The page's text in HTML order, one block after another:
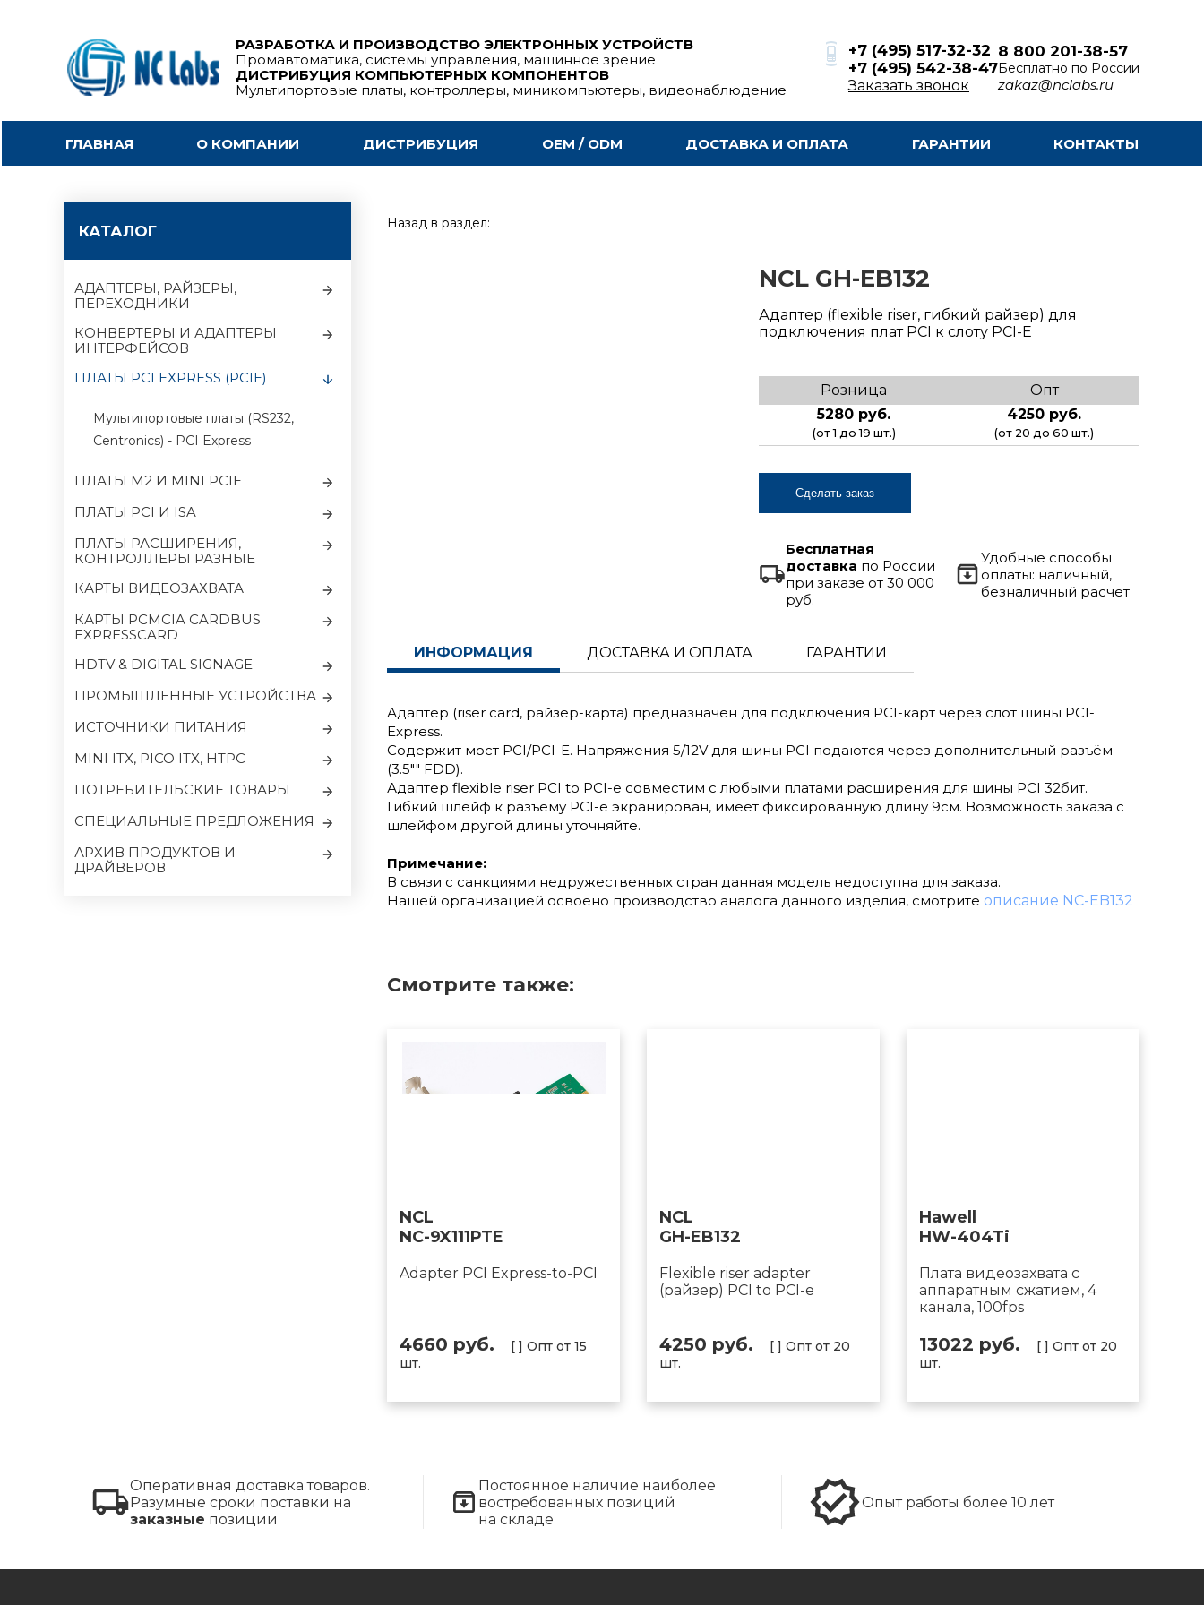
РАЗРАБОТКА И ПРОИЗВОДСТВО ЭЛЕКТРОННЫХ УСТРОЙСТВ
Промавтоматика, системы управления, машинное зрение
ДИСТРИБУЦИЯ КОМПЬЮТЕРНЫХ КОМПОНЕНТОВ
Мультипортовые платы, контроллеры, миникомпьютеры, видеонаблюдение
+7 (495) 517-32-32
+7 (495) 542-38-47
Заказать звонок
8 800 201-38-57
Бесплатно по России
zakaz@nclabs.ru
ГЛАВНАЯ О КОМПАНИИ ДИСТРИБУЦИЯ OEM / ODM ДОСТАВКА И ОПЛАТА ГАРАНТИИ КОНТАКТЫ
КАТАЛОГ
АДАПТЕРЫ, РАЙЗЕРЫ,
ПЕРЕХОДНИКИ
КОНВЕРТЕРЫ И АДАПТЕРЫ
ИНТЕРФЕЙСОВ
ПЛАТЫ PCI EXPRESS (PCIE)
Мультипортовые платы (RS232,
Centronics) - PCI Express
ПЛАТЫ M2 И MINI PCIE
ПЛАТЫ PCI И ISA
ПЛАТЫ РАСШИРЕНИЯ,
КОНТРОЛЛЕРЫ РАЗНЫЕ
КАРТЫ ВИДЕОЗАХВАТА
КАРТЫ PCMCIA CARDBUS
EXPRESSCARD
HDTV & DIGITAL SIGNAGE
ПРОМЫШЛЕННЫЕ УСТРОЙСТВА
ИСТОЧНИКИ ПИТАНИЯ
MINI ITX, PICO ITX, HTPC
ПОТРЕБИТЕЛЬСКИЕ ТОВАРЫ
CПЕЦИАЛЬНЫЕ ПРЕДЛОЖЕНИЯ
АРХИВ ПРОДУКТОВ И
ДРАЙВЕРОВ
Назад в раздел:
NCL GH-EB132
Адаптер (flexible riser, гибкий райзер) для
подключения плат PCI к слоту PCI-E
Розница
Опт
5280 руб.
(от 1 до 19 шт.)
4250 руб.
(от 20 до 60 шт.)
Сделать заказ
Бесплатная
доставка по России
при заказе от 30 000
руб.
Удобные способы
оплаты: наличный,
безналичный расчет
ИНФОРМАЦИЯ ДОСТАВКА И ОПЛАТА ГАРАНТИИ
Адаптер (riser card, райзер-карта) предназначен для подключения PCI-карт через слот шины PCI-
Express.
Содержит мост PCI/PCI-E. Напряжения 5/12V для шины PCI подаются через дополнительный разъём
(3.5"" FDD).
Адаптер flexible riser PCI to PCI-e cовместим с любыми платами расширения для шины PCI 32бит.
Гибкий шлейф к разъему PCI-e экранирован, имеет фиксированную длину 9см. Возможность заказа с
шлейфом другой длины уточняйте.
Примечание:
В связи с санкциями недружественных стран данная модель недоступна для заказа.
Нашей организацией освоено производство аналога данного изделия, смотрите описание NC-EB132
Смотрите также:
NCL
NC-9X111PTE
Adapter PCI Express-to-PCI
4660 руб.
[ ] Опт от 15
шт.
NCL
GH-EB132
Flexible riser adapter
(райзер) PCI to PCI-e
4250 руб.
[ ] Опт от 20
шт.
Hawell
HW-404Ti
Плата видеозахвата с
аппаратным сжатием, 4
канала, 100fps
13022 руб.
[ ] Опт от 20
шт.
Оперативная доставка товаров.
Разумные сроки поставки на
заказные позиции
Постоянное наличие наиболее
востребованных позиций
на складе
Опыт работы более 10 лет